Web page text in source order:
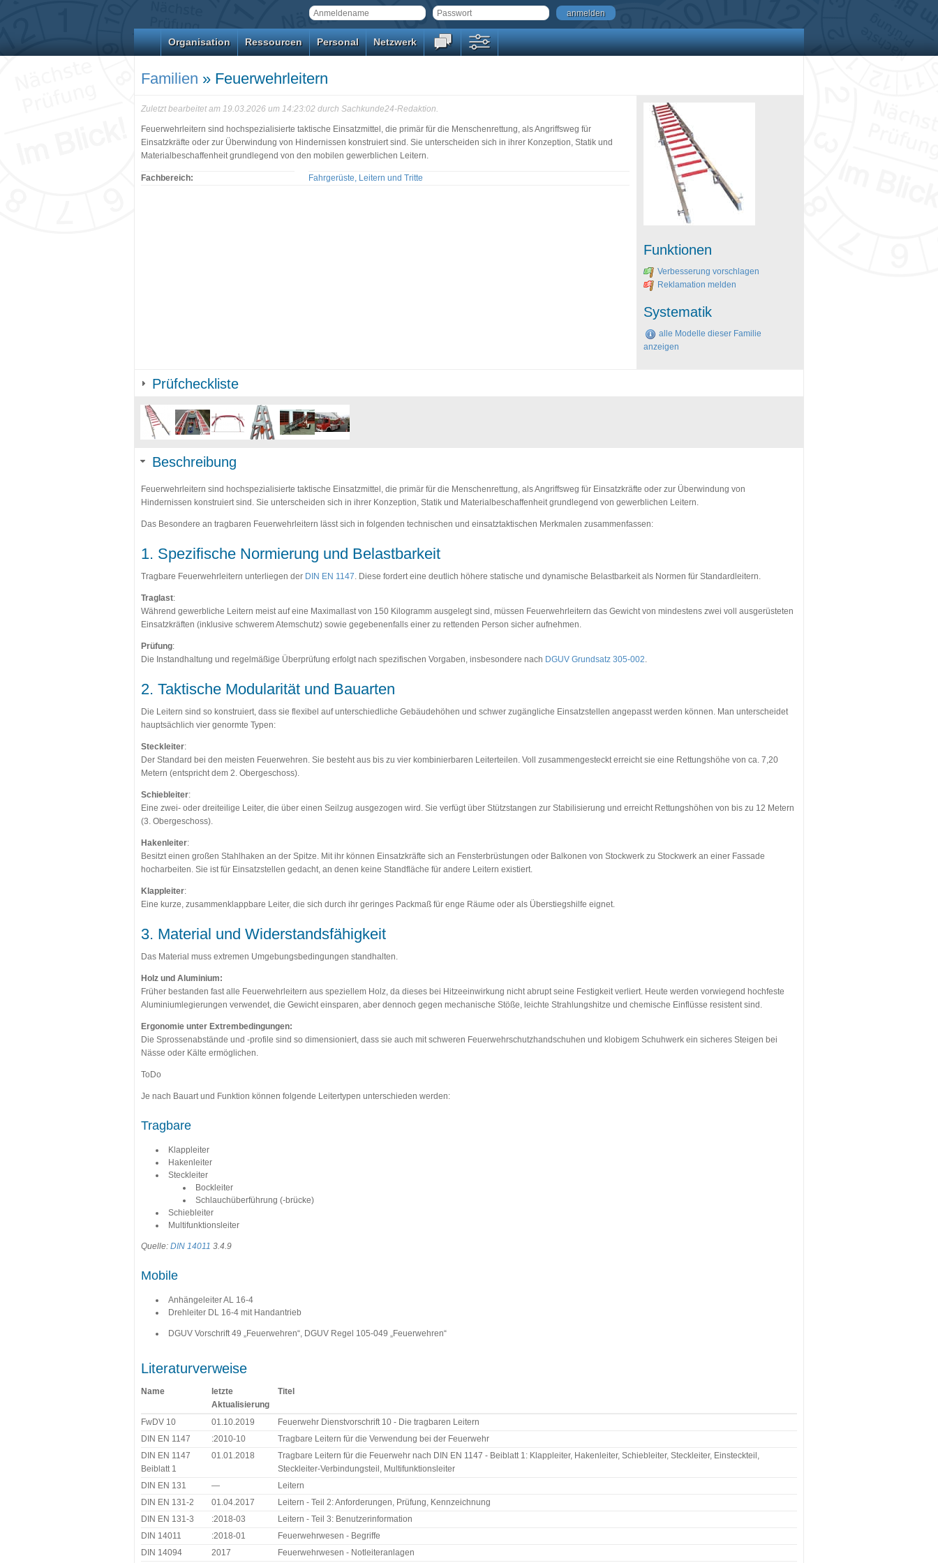
anmelden
Organisation Ressourcen Personal Netzwerk
Familien » Feuerwehrleitern
Zuletzt bearbeitet am 19.03.2026 um 14:23:02 durch Sachkunde24-Redaktion.
Feuerwehrleitern sind hochspezialisierte taktische Einsatzmittel, die primär für die Menschenrettung, als Angriffsweg für
Einsatzkräfte oder zur Überwindung von Hindernissen konstruiert sind. Sie unterscheiden sich in ihrer Konzeption, Statik und
Materialbeschaffenheit grundlegend von den mobilen gewerblichen Leitern.
Fachbereich: Fahrgerüste, Leitern und Tritte
Funktionen
Verbesserung vorschlagen
Reklamation melden
Systematik
alle Modelle dieser Familie
anzeigen
Prüfcheckliste
Beschreibung
Feuerwehrleitern sind hochspezialisierte taktische Einsatzmittel, die primär für die Menschenrettung, als Angriffsweg für Einsatzkräfte oder zur Überwindung von
Hindernissen konstruiert sind. Sie unterscheiden sich in ihrer Konzeption, Statik und Materialbeschaffenheit grundlegend von gewerblichen Leitern.
Das Besondere an tragbaren Feuerwehrleitern lässt sich in folgenden technischen und einsatztaktischen Merkmalen zusammenfassen:
1. Spezifische Normierung und Belastbarkeit
Tragbare Feuerwehrleitern unterliegen der DIN EN 1147. Diese fordert eine deutlich höhere statische und dynamische Belastbarkeit als Normen für Standardleitern.
Traglast:
Während gewerbliche Leitern meist auf eine Maximallast von 150 Kilogramm ausgelegt sind, müssen Feuerwehrleitern das Gewicht von mindestens zwei voll ausgerüsteten
Einsatzkräften (inklusive schwerem Atemschutz) sowie gegebenenfalls einer zu rettenden Person sicher aufnehmen.
Prüfung:
Die Instandhaltung und regelmäßige Überprüfung erfolgt nach spezifischen Vorgaben, insbesondere nach DGUV Grundsatz 305-002.
2. Taktische Modularität und Bauarten
Die Leitern sind so konstruiert, dass sie flexibel auf unterschiedliche Gebäudehöhen und schwer zugängliche Einsatzstellen angepasst werden können. Man unterscheidet
hauptsächlich vier genormte Typen:
Steckleiter:
Der Standard bei den meisten Feuerwehren. Sie besteht aus bis zu vier kombinierbaren Leiterteilen. Voll zusammengesteckt erreicht sie eine Rettungshöhe von ca. 7,20
Metern (entspricht dem 2. Obergeschoss).
Schiebleiter:
Eine zwei- oder dreiteilige Leiter, die über einen Seilzug ausgezogen wird. Sie verfügt über Stützstangen zur Stabilisierung und erreicht Rettungshöhen von bis zu 12 Metern
(3. Obergeschoss).
Hakenleiter:
Besitzt einen großen Stahlhaken an der Spitze. Mit ihr können Einsatzkräfte sich an Fensterbrüstungen oder Balkonen von Stockwerk zu Stockwerk an einer Fassade
hocharbeiten. Sie ist für Einsatzstellen gedacht, an denen keine Standfläche für andere Leitern existiert.
Klappleiter:
Eine kurze, zusammenklappbare Leiter, die sich durch ihr geringes Packmaß für enge Räume oder als Überstiegshilfe eignet.
3. Material und Widerstandsfähigkeit
Das Material muss extremen Umgebungsbedingungen standhalten.
Holz und Aluminium:
Früher bestanden fast alle Feuerwehrleitern aus speziellem Holz, da dieses bei Hitzeeinwirkung nicht abrupt seine Festigkeit verliert. Heute werden vorwiegend hochfeste
Aluminiumlegierungen verwendet, die Gewicht einsparen, aber dennoch gegen mechanische Stöße, leichte Strahlungshitze und chemische Einflüsse resistent sind.
Ergonomie unter Extrembedingungen:
Die Sprossenabstände und -profile sind so dimensioniert, dass sie auch mit schweren Feuerwehrschutzhandschuhen und klobigem Schuhwerk ein sicheres Steigen bei
Nässe oder Kälte ermöglichen.
ToDo
Je nach Bauart und Funktion können folgende Leitertypen unterschieden werden:
Tragbare
Klappleiter
Hakenleiter
Steckleiter
Bockleiter
Schlauchüberführung (-brücke)
Schiebleiter
Multifunktionsleiter
Quelle: DIN 14011 3.4.9
Mobile
Anhängeleiter AL 16-4
Drehleiter DL 16-4 mit Handantrieb
DGUV Vorschrift 49 „Feuerwehren“, DGUV Regel 105-049 „Feuerwehren“
Literaturverweise
Name
letzte
Aktualisierung
Titel
FwDV 10 01.10.2019
Feuerwehr Dienstvorschrift 10 - Die tragbaren Leitern
DIN EN 1147
:2010-10
Tragbare Leitern für die Verwendung bei der Feuerwehr
DIN EN 1147
Beiblatt 1
01.01.2018
Tragbare Leitern für die Feuerwehr nach DIN EN 1147 - Beiblatt 1: Klappleiter, Hakenleiter, Schiebleiter, Steckleiter, Einsteckteil,
Steckleiter-Verbindungsteil, Multifunktionsleiter
DIN EN 131
—
Leitern
DIN EN 131-2
01.04.2017
Leitern - Teil 2: Anforderungen, Prüfung, Kennzeichnung
DIN EN 131-3
:2018-03
Leitern - Teil 3: Benutzerinformation
DIN 14011
:2018-01
Feuerwehrwesen - Begriffe
DIN 14094
2017 Feuerwehrwesen - Notleiteranlagen